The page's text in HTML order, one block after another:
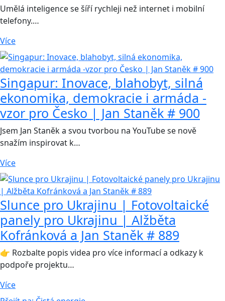
Umělá inteligence se šíří rychleji než internet i mobilní
telefony.…
Více
Singapur: Inovace, blahobyt, silná
ekonomika, demokracie i armáda -
vzor pro Česko | Jan Staněk # 900
Jsem Jan Staněk a svou tvorbou na YouTube se nově
snažím inspirovat k…
Více
Slunce pro Ukrajinu | Fotovoltaické
panely pro Ukrajinu | Alžběta
Kofránková a Jan Staněk # 889
👉 Rozbalte popis videa pro více informací a odkazy k
podpoře projektu…
Více